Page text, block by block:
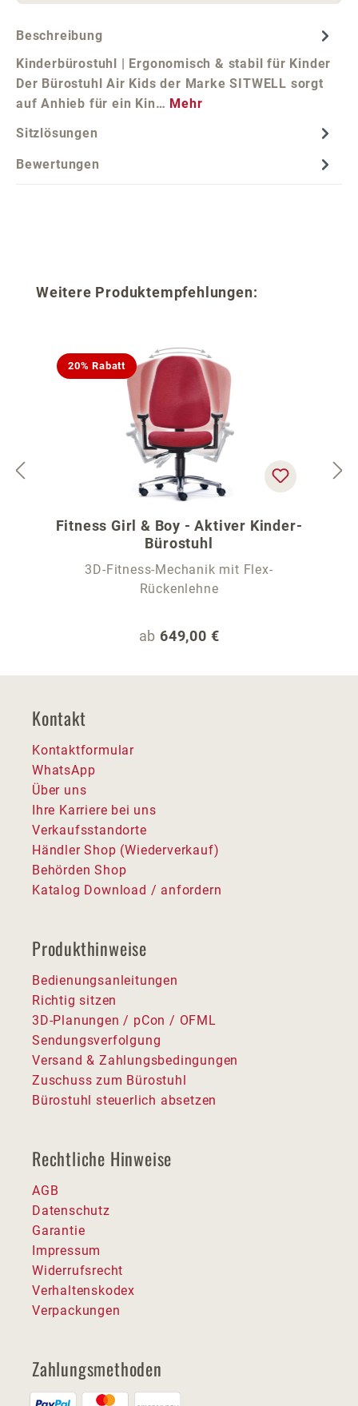
Beschreibung
Kinderbürostuhl | Ergonomisch & stabil für Kinder
Der Bürostuhl Air Kids der Marke SITWELL sorgt
auf Anhieb für ein Kin… Mehr
Sitzlösungen
Bewertungen
Produktgalerie überspringen
Weitere Produktempfehlungen:
20% Rabatt
Fitness Girl & Boy - Aktiver Kinder-
Bürostuhl
3D-Fitness-Mechanik mit Flex-
Rückenlehne
Regulärer Preis:
ab 649,00 €
Kontakt
Kontaktformular
WhatsApp
Über uns
Ihre Karriere bei uns
Verkaufsstandorte
Händler Shop (Wiederverkauf)
Behörden Shop
Katalog Download / anfordern
Produkthinweise
Bedienungsanleitungen
Richtig sitzen
3D-Planungen / pCon / OFML
Sendungsverfolgung
Versand & Zahlungsbedingungen
Zuschuss zum Bürostuhl
Bürostuhl steuerlich absetzen
Rechtliche Hinweise
AGB
Datenschutz
Garantie
Impressum
Widerrufsrecht
Verhaltenskodex
Verpackungen
Zahlungsmethoden